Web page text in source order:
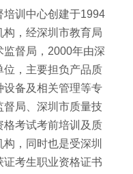
培训中心创建于1994
，经深圳市教育局
督局，2000年由深
位，主要担负产品质
设备及相关管理等专
督局、深圳市质量技
格考试考前培训及质
，同时也是受深圳
考生职业资格证书